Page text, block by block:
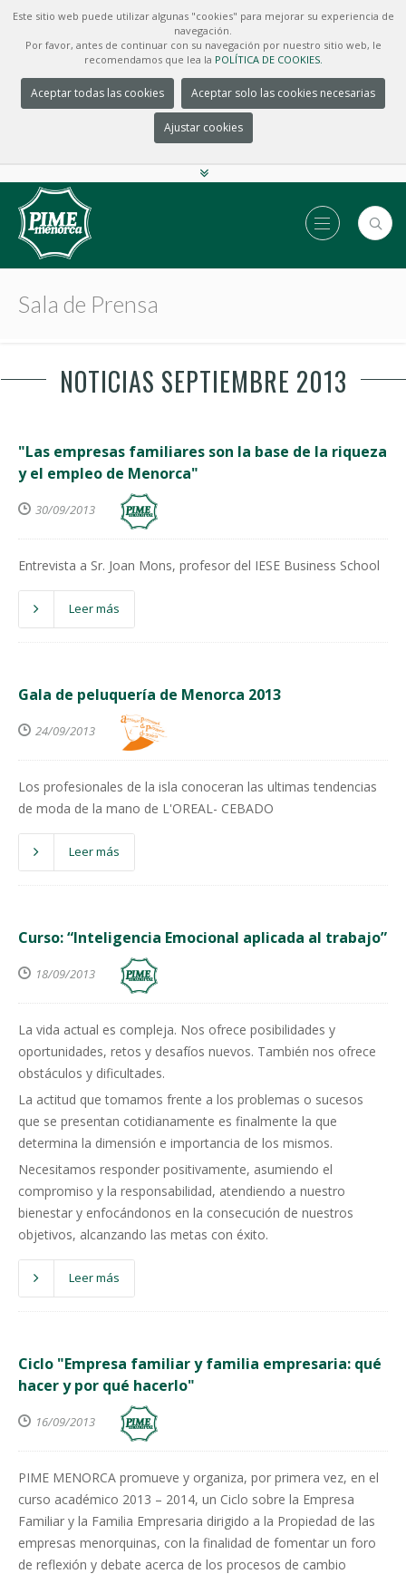
Este sitio web puede utilizar algunas "cookies" para mejorar su experiencia de
navegación.
Por favor, antes de continuar con su navegación por nuestro sitio web, le
recomendamos que lea la POLÍTICA DE COOKIES.
Aceptar todas las cookies Aceptar solo las cookies necesarias
Ajustar cookies
Sala de Prensa
NOTICIAS SEPTIEMBRE 2013
"Las empresas familiares son la base de la riqueza
y el empleo de Menorca"
30/09/2013
Entrevista a Sr. Joan Mons, profesor del IESE Business School
Leer más
Gala de peluquería de Menorca 2013
24/09/2013
Los profesionales de la isla conoceran las ultimas tendencias
de moda de la mano de L'OREAL- CEBADO
Leer más
Curso: “Inteligencia Emocional aplicada al trabajo”
18/09/2013
La vida actual es compleja. Nos ofrece posibilidades y
oportunidades, retos y desafíos nuevos. También nos ofrece
obstáculos y dificultades.
La actitud que tomamos frente a los problemas o sucesos
que se presentan cotidianamente es finalmente la que
determina la dimensión e importancia de los mismos.
Necesitamos responder positivamente, asumiendo el
compromiso y la responsabilidad, atendiendo a nuestro
bienestar y enfocándonos en la consecución de nuestros
objetivos, alcanzando las metas con éxito.
Leer más
Ciclo "Empresa familiar y familia empresaria: qué
hacer y por qué hacerlo"
16/09/2013
PIME MENORCA promueve y organiza, por primera vez, en el
curso académico 2013 – 2014, un Ciclo sobre la Empresa
Familiar y la Familia Empresaria dirigido a la Propiedad de las
empresas menorquinas, con la finalidad de fomentar un foro
de reflexión y debate acerca de los procesos de cambio